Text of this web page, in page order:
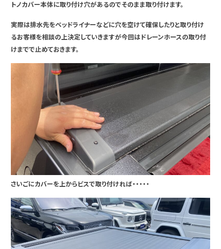
トノカバー本体に取り付け穴があるのでそのまま取り付けます。
実際は排水先をベッドライナーなどに穴を空けて確保したりと取り付け
るお客様を相談の上決定していきますが今回はドレーンホースの取り付
けまでで止めておきます。
さいごにカバーを上からビスで取り付ければ・・・・・